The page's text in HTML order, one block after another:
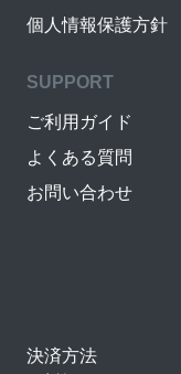
個人情報保護方針
SUPPORT
ご利用ガイド
よくある質問
お問い合わせ
決済方法